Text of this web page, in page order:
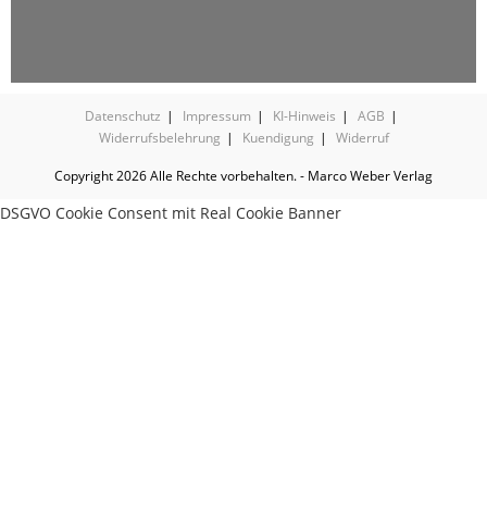
Datenschutz Impressum KI-Hinweis
AGB
Widerrufsbelehrung
Kuendigung Widerruf
Copyright 2026 Alle Rechte vorbehalten. - Marco Weber Verlag
DSGVO Cookie Consent mit Real Cookie Banner